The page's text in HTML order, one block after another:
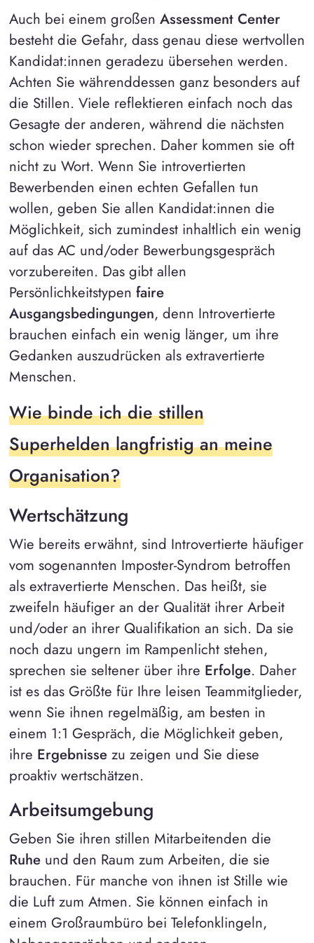
Auch bei einem großen Assessment Center
besteht die Gefahr, dass genau diese wertvollen
Kandidat:innen geradezu übersehen werden.
Achten Sie währenddessen ganz besonders auf
die Stillen. Viele reflektieren einfach noch das
Gesagte der anderen, während die nächsten
schon wieder sprechen. Daher kommen sie oft
nicht zu Wort. Wenn Sie introvertierten
Bewerbenden einen echten Gefallen tun
wollen, geben Sie allen Kandidat:innen die
Möglichkeit, sich zumindest inhaltlich ein wenig
auf das AC und/oder Bewerbungsgespräch
vorzubereiten. Das gibt allen
Persönlichkeitstypen faire
Ausgangsbedingungen, denn Introvertierte
brauchen einfach ein wenig länger, um ihre
Gedanken auszudrücken als extravertierte
Menschen.
Wie binde ich die stillen
Superhelden langfristig an meine
Organisation?
Wertschätzung
Wie bereits erwähnt, sind Introvertierte häufiger
vom sogenannten Imposter-Syndrom betroffen
als extravertierte Menschen. Das heißt, sie
zweifeln häufiger an der Qualität ihrer Arbeit
und/oder an ihrer Qualifikation an sich. Da sie
noch dazu ungern im Rampenlicht stehen,
sprechen sie seltener über ihre Erfolge. Daher
ist es das Größte für Ihre leisen Teammitglieder,
wenn Sie ihnen regelmäßig, am besten in
einem 1:1 Gespräch, die Möglichkeit geben,
ihre Ergebnissezu zeigen und Sie diese
proaktiv wertschätzen.
Arbeitsumgebung
Geben Sie ihren stillen Mitarbeitenden die
Ruheund den Raum zum Arbeiten, die sie
brauchen. Für manche von ihnen ist Stille wie
die Luft zum Atmen. Sie können einfach in
einem Großraumbüro bei Telefonklingeln,